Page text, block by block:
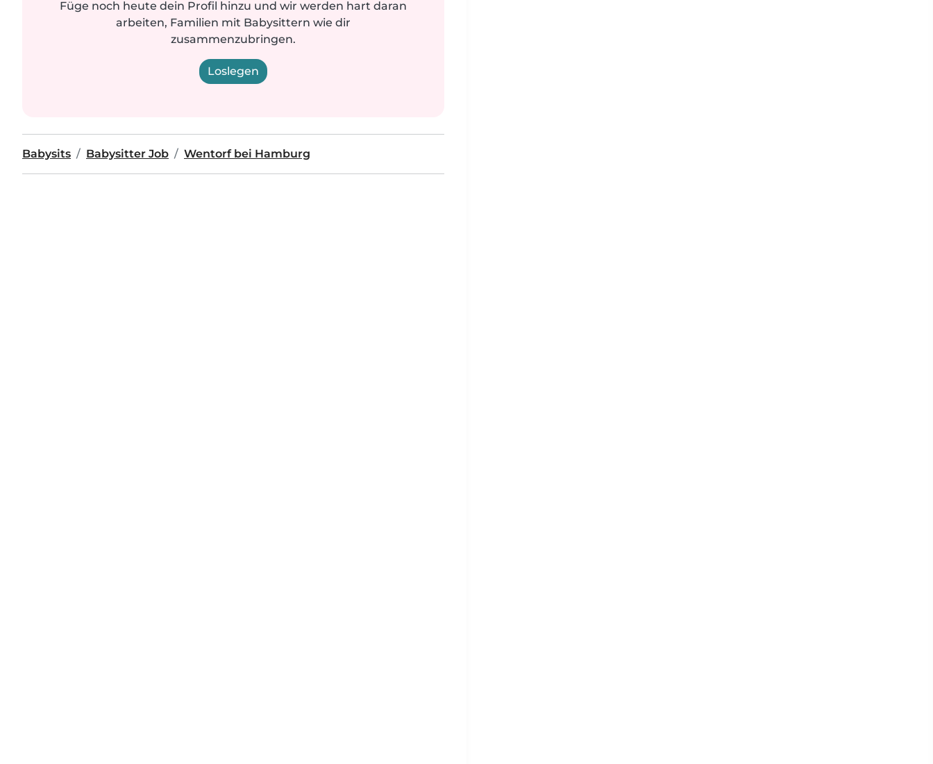
Füge noch heute dein Profil hinzu und wir werden hart daran
arbeiten, Familien mit Babysittern wie dir
zusammenzubringen.
Loslegen
Babysits Babysitter Job Wentorf bei Hamburg